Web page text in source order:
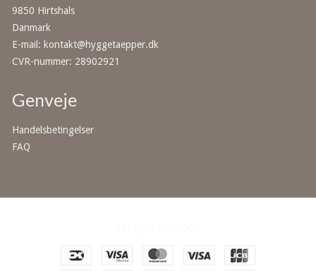
9850 Hirtshals
Danmark
E-mail : kontakt@hyggetaepper.dk
CVR-nummer: 28902921
Genveje
Handelsbetingelser
FAQ